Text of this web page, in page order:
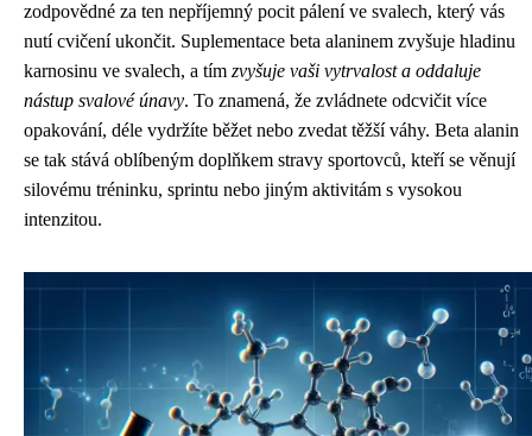
zodpovědné za ten nepříjemný pocit pálení ve svalech, který vás
nutí cvičení ukončit. Suplementace beta alaninem zvyšuje hladinu
karnosinu ve svalech, a tím zvyšuje vaši vytrvalost a oddaluje
nástup svalové únavy. To znamená, že zvládnete odcvičit více
opakování, déle vydržíte běžet nebo zvedat těžší váhy. Beta alanin
se tak stává oblíbeným doplňkem stravy sportovců, kteří se věnují
silovému tréninku, sprintu nebo jiným aktivitám s vysokou
intenzitou.